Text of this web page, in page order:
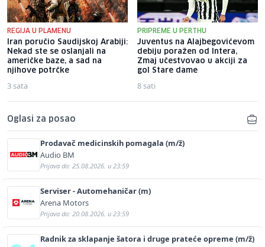
REGIJA U PLAMENU
Iran poručio Saudijskoj Arabiji:
Nekad ste se oslanjali na
američke baze, a sad na
njihove potrčke
3 sata
PRIPREME U PERTHU
Juventus na Alajbegovićevom
debiju poražen od Intera,
Zmaj učestvovao u akciji za
gol Stare dame
8 sati
Oglasi za posao
Prodavač medicinskih pomagala (m/ž)
Audio BM
Prijava do: 25.08.2026. u 23:59
Serviser - Automehaničar (m)
Arena Motors
Prijava do: 20.08.2026. u 23:59
Radnik za sklapanje šatora i druge prateće opreme (m/ž)